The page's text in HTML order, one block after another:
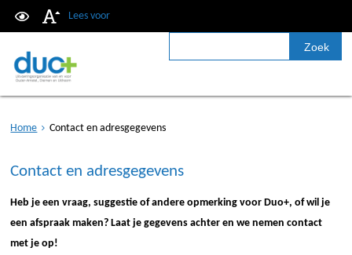
Lees voor
Zoek
Home Contact en adresgegevens
Contact en adresgegevens
Heb je een vraag, suggestie of andere opmerking voor Duo+, of wil je
een afspraak maken? Laat je gegevens achter en we nemen contact
met je op!